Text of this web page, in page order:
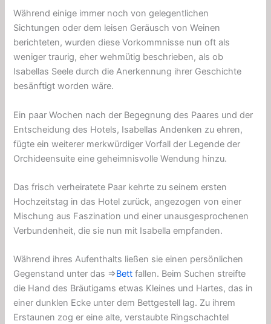
Während einige immer noch von gelegentlichen
Sichtungen oder dem leisen Geräusch von Weinen
berichteten, wurden diese Vorkommnisse nun oft als
weniger traurig, eher wehmütig beschrieben, als ob
Isabellas Seele durch die Anerkennung ihrer Geschichte
besänftigt worden wäre.
Ein paar Wochen nach der Begegnung des Paares und der
Entscheidung des Hotels, Isabellas Andenken zu ehren,
fügte ein weiterer merkwürdiger Vorfall der Legende der
Orchideensuite eine geheimnisvolle Wendung hinzu.
Das frisch verheiratete Paar kehrte zu seinem ersten
Hochzeitstag in das Hotel zurück, angezogen von einer
Mischung aus Faszination und einer unausgesprochenen
Verbundenheit, die sie nun mit Isabella empfanden.
Während ihres Aufenthalts ließen sie einen persönlichen
Gegenstand unter das ⇒Bett fallen. Beim Suchen streifte
die Hand des Bräutigams etwas Kleines und Hartes, das in
einer dunklen Ecke unter dem Bettgestell lag. Zu ihrem
Erstaunen zog er eine alte, verstaubte Ringschachtel